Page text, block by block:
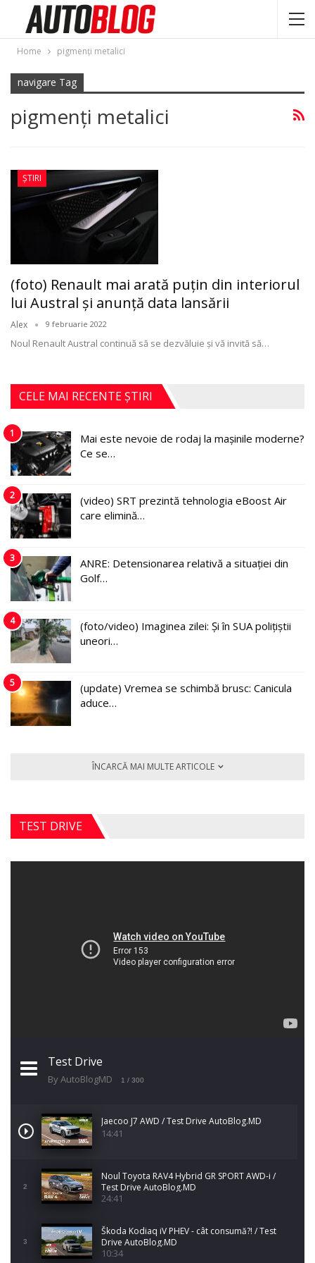
Home pigmenți metalici
navigare Tag
pigmenți metalici
ȘTIRI
(foto) Renault mai arată puţin din interiorul
lui Austral şi anunţă data lansării
Alex 9 februarie 2022
Noul Renault Austral continuă să se dezvăluie și vă invită să…
CELE MAI RECENTE ȘTIRI
1
Mai este nevoie de rodaj la mașinile moderne?
Ce se…
2
(video) SRT prezintă tehnologia eBoost Air
care elimină…
3
ANRE: Detensionarea relativă a situației din
Golf…
4
(foto/video) Imaginea zilei: Și în SUA polițiștii
uneori…
5
(update) Vremea se schimbă brusc: Canicula
aduce…
ÎNCARCĂ MAI MULTE ARTICOLE
TEST DRIVE
Test Drive
By AutoBlogMD 1 / 300
Jaecoo J7 AWD / Test Drive AutoBlog.MD
14:41
2
Noul Toyota RAV4 Hybrid GR SPORT AWD-i /
Test Drive AutoBlog.MD
24:41
3
Škoda Kodiaq iV PHEV - cât consumă?! / Test
Drive AutoBlog.MD
10:34